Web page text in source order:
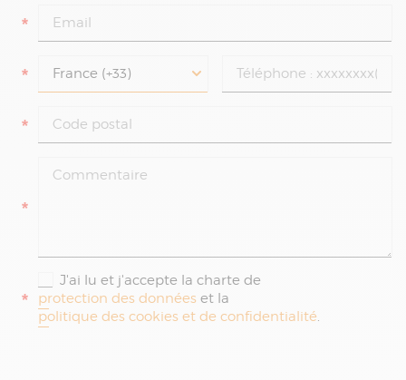
*
*
*
*
*
J'ai lu et j'accepte la charte de
protection des données et la
politique des cookies et de confidentialité.